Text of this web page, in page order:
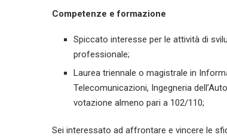
Competenze e formazione
Spiccato interesse per le attività di
professionale;
Laurea triennale o magistrale in
Telecomunicazioni, Ingegneria
votazione almeno pari a 102/110;
Sei interessato ad affrontare e vincere le